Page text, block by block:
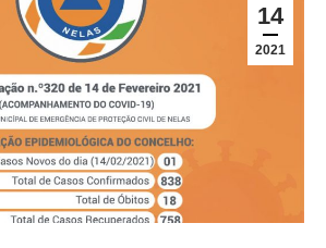
14
2021